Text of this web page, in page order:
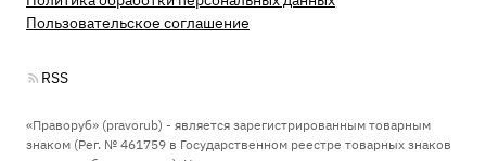
Пользовательское соглашение
RSS
«Праворуб» (pravorub) - является зарегистрированным товарным
знаком (Рег. № 461759 в Государственном реестре товарных знаков